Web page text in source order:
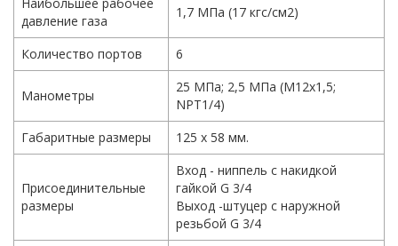
давление газа
1,7 МПа (17 кгс/см2)
Количество портов 6
Манометры
25 МПа; 2,5 МПа (М12х1,5;
NPT1/4)
Габаритные размеры
125 х 58 мм.
Присоединительные
размеры
Вход - ниппель с накидкой
гайкой G 3/4
Выход -штуцер с наружной
резьбой G 3/4